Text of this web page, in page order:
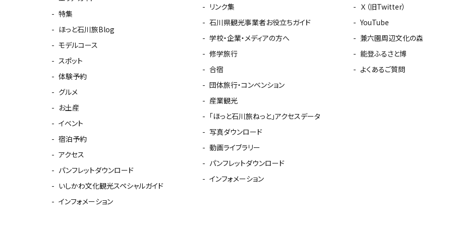
特集
ほっと石川旅Blog
モデルコース
スポット
体験予約
グルメ
お土産
イベント
宿泊予約
アクセス
パンフレットダウンロード
いしかわ文化観光スペシャルガイド
インフォメーション
リンク集
石川県観光事業者お役立ちガイド
学校・企業・メディアの方へ
修学旅行
合宿
団体旅行・コンベンション
産業観光
「ほっと石川旅ねっと」アクセスデータ
写真ダウンロード
動画ライブラリー
パンフレットダウンロード
インフォメーション
Ｘ（旧Twitter）
YouTube
兼六園周辺文化の森
能登ふるさと博
よくあるご質問